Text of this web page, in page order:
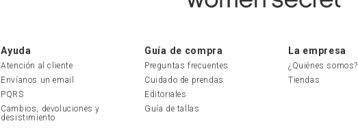
Ayuda
Atención al cliente
Envíanos un email
PQRS
Cambios, devoluciones y
desistimiento
Guía de compra
Preguntas frecuentes
Cuidado de prendas
Editoriales
Guía de tallas
La empresa
¿Quiénes somos?
Tiendas